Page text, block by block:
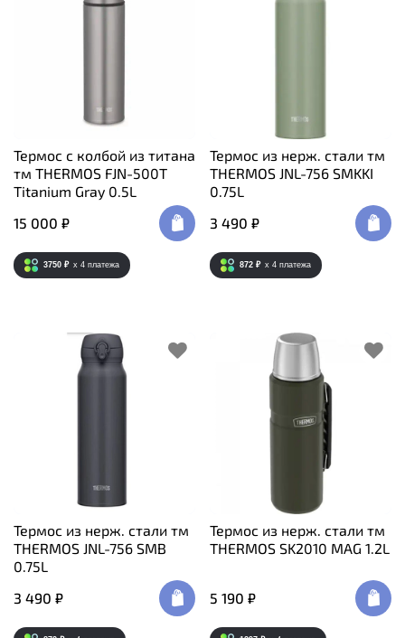
Термос с колбой из титана
тм THERMOS FJN-500T
Titanium Gray 0.5L
15 000 ₽
3750 ₽ x 4 платежа
Термос из нерж. стали тм
THERMOS JNL-756 SMKKI
0.75L
3 490 ₽
872 ₽ x 4 платежа
Термос из нерж. стали тм
THERMOS JNL-756 SMB
0.75L
3 490 ₽
Термос из нерж. стали тм
THERMOS SK2010 MAG 1.2L
5 190 ₽